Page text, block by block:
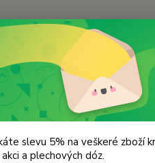
list - mletý
slevu 5% na veškeré zboží
a plechových dóz.